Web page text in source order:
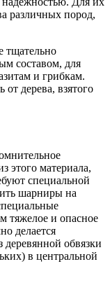
различных пород,
тщательно
составом, для
и грибкам.
от дерева, взятого
этого материала,
специальной
шарниры на
тяжелое и опасное
делается
деревянной обвязки
в центральной